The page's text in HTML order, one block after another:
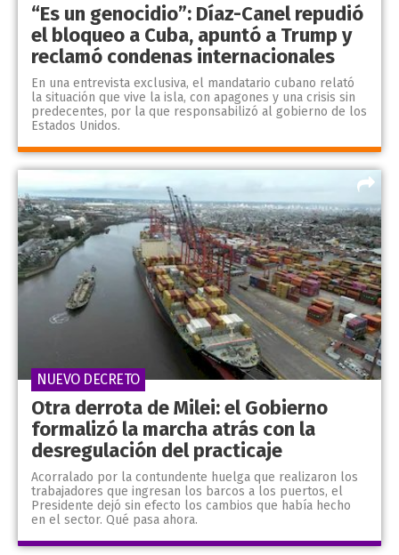
“Es un genocidio”: Díaz-Canel repudió
el bloqueo a Cuba, apuntó a Trump y
reclamó condenas internacionales
En una entrevista exclusiva, el mandatario cubano relató
la situación que vive la isla, con apagones y una crisis sin
predecentes, por la que responsabilizó al gobierno de los
Estados Unidos.
Otra derrota de Milei: el Gobierno
formalizó la marcha atrás con la
desregulación del practicaje
Acorralado por la contundente huelga que realizaron los
trabajadores que ingresan los barcos a los puertos, el
Presidente dejó sin efecto los cambios que había hecho
en el sector. Qué pasa ahora.
NUEVO DECRETO